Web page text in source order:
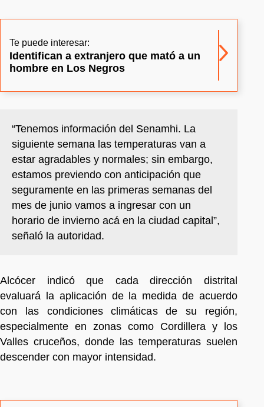
Te puede interesar:
Identifican a extranjero que mató a un
hombre en Los Negros
“Tenemos información del Senamhi. La
siguiente semana las temperaturas van a
estar agradables y normales; sin embargo,
estamos previendo con anticipación que
seguramente en las primeras semanas del
mes de junio vamos a ingresar con un
horario de invierno acá en la ciudad capital”,
señaló la autoridad.
Alcócer indicó que cada dirección distrital
evaluará la aplicación de la medida de acuerdo
con las condiciones climáticas de su región,
especialmente en zonas como Cordillera y los
Valles cruceños, donde las temperaturas suelen
descender con mayor intensidad.